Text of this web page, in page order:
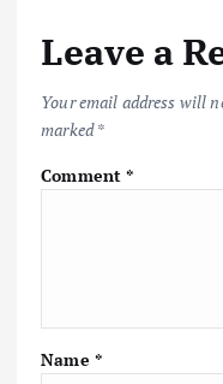
Leave a
Your email address will
marked*
Comment*
Name *